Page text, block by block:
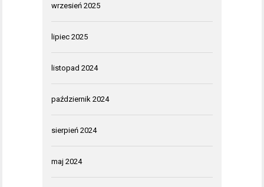
wrzesień 2025
lipiec 2025
listopad 2024
październik 2024
sierpień 2024
maj 2024